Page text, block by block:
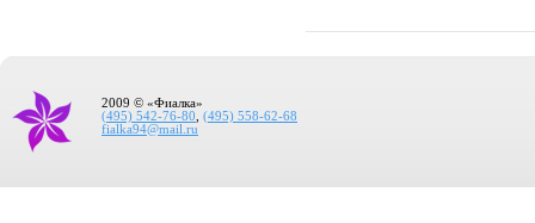
2009 © «Фиалка»
(495) 542-76-80
(495) 558-62-68
fialka94@mail.ru